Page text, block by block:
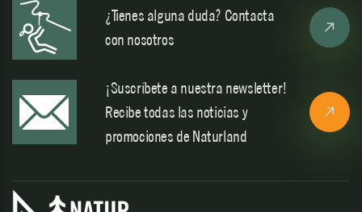
¿Tienes alguna duda? Contacta
con nosotros
¡Suscríbete a nuestra newsletter!
Recibe todas las noticias y
promociones de Naturland